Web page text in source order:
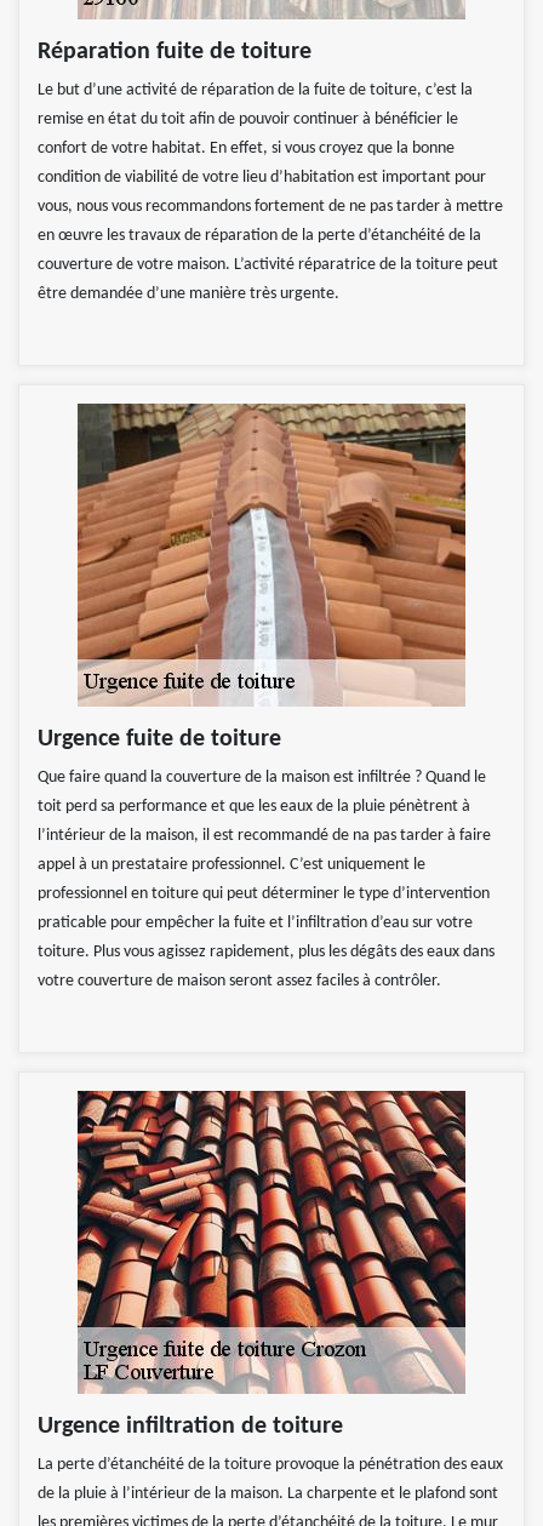
Réparation fuite de toiture
Le but d’une activité de réparation de la fuite de toiture, c’est la
remise en état du toit afin de pouvoir continuer à bénéficier le
confort de votre habitat. En effet, si vous croyez que la bonne
condition de viabilité de votre lieu d’habitation est important pour
vous, nous vous recommandons fortement de ne pas tarder à mettre
en œuvre les travaux de réparation de la perte d’étanchéité de la
couverture de votre maison. L’activité réparatrice de la toiture peut
être demandée d’une manière très urgente.
Urgence fuite de toiture
Que faire quand la couverture de la maison est infiltrée ? Quand le
toit perd sa performance et que les eaux de la pluie pénètrent à
l’intérieur de la maison, il est recommandé de na pas tarder à faire
appel à un prestataire professionnel. C’est uniquement le
professionnel en toiture qui peut déterminer le type d’intervention
praticable pour empêcher la fuite et l’infiltration d’eau sur votre
toiture. Plus vous agissez rapidement, plus les dégâts des eaux dans
votre couverture de maison seront assez faciles à contrôler.
Urgence infiltration de toiture
La perte d’étanchéité de la toiture provoque la pénétration des eaux
de la pluie à l’intérieur de la maison. La charpente et le plafond sont